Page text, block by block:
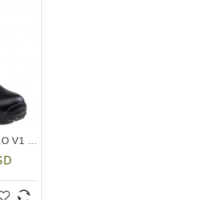
MAGNUM COBRA 8.O V1 CRNA ČIZMA